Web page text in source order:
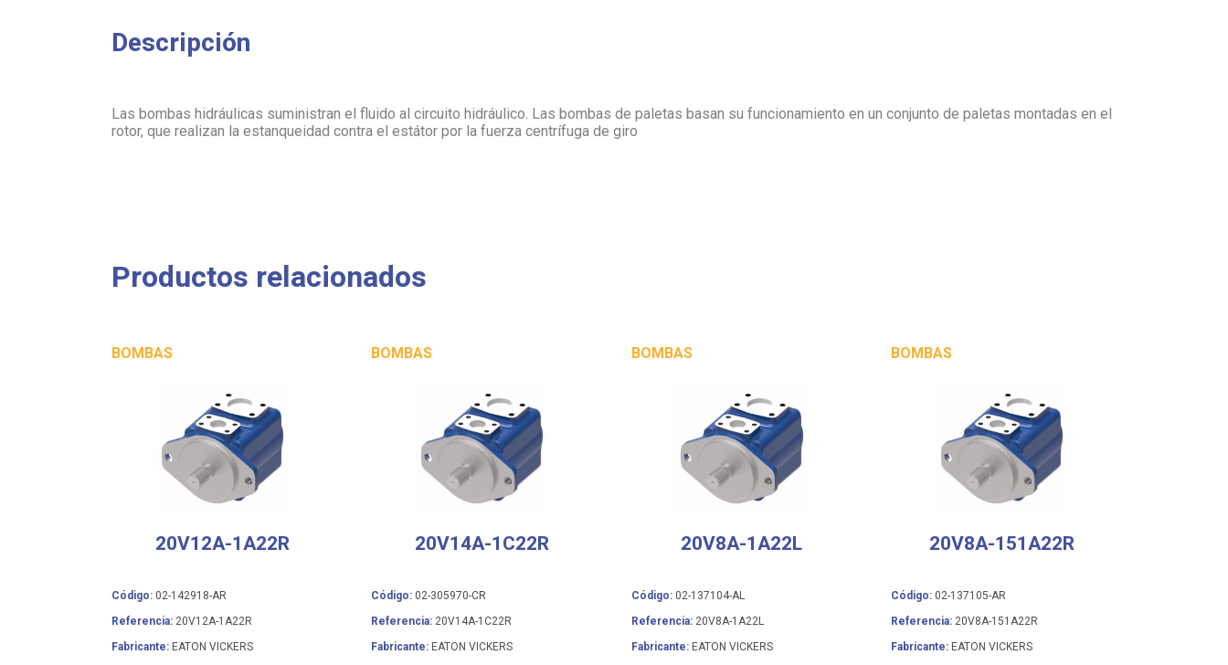
Descripción
Las bombas hidráulicas suministran el fluido al circuito hidráulico. Las bombas de paletas basan su funcionamiento en un conjunto de paletas montadas en el
rotor, que realizan la estanqueidad contra el estátor por la fuerza centrífuga de giro
Productos relacionados
BOMBAS
20V12A-1A22R
Código: 02-142918-AR
Referencia: 20V12A-1A22R
Fabricante: EATON VICKERS
BOMBAS
20V14A-1C22R
Código: 02-305970-CR
Referencia: 20V14A-1C22R
Fabricante: EATON VICKERS
BOMBAS
20V8A-1A22L
Código:02-137104-AL
Referencia:20V8A-1A22L
Fabricante:EATON VICKERS
BOMBAS
20V8A-151A22R
Código: 02-137105-AR
Referencia: 20V8A-151A22R
Fabricante: EATON VICKERS